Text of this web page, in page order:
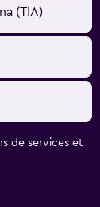
(TIA)
de services et